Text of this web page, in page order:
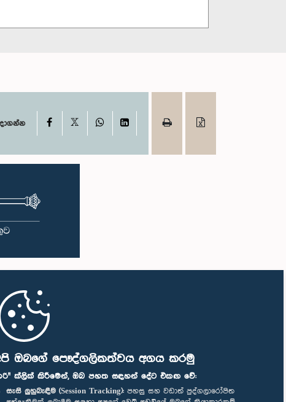
ඔබගේ පෞද්ගලිකත්වය අගය කරමු
ක්ලික් කිරීමෙන්, ඔබ පහත සඳහන් දේට එකඟ වේ:
සැසි ලුහුබැඳීම (Session Tracking): පහසු සහ වඩාත් පුද්ගලාරෝපිත
Facebook WhatsAppLinkedIn